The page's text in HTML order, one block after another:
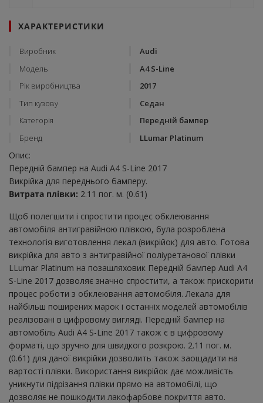
ХАРАКТЕРИСТИКИ
Виробник
Audi
Модель
A4 S-Line
Рік виробництва
2017
Тип кузову
Седан
Категорія
Передній бампер
Бренд
LLumar Platinum
Опис:
Передній бампер на Audi A4 S-Line 2017
Викрійка для переднього бамперу.
Витрата плівки: 2.11 пог. м. (0.61)
Щоб полегшити і спростити процес обклеювання
автомобіля антигравійною плівкою, була розроблена
технологія виготовлення лекал (викрійок) для авто. Готова
викрійка для авто з антигравійної поліуретанової плівки
LLumar Platinum на позашляховик Передній бампер Audi A4
S-Line 2017 дозволяє значно спростити, а також прискорити
процес роботи з обклеювання автомобіля. Лекала для
найбільш поширених марок і останніх моделей автомобілів
реалізовані в цифровому вигляді. Передній бампер на
автомобіль Audi A4 S-Line 2017 також є в цифровому
форматі, що зручно для швидкого розкрою. 2.11 пог. м.
(0.61) для даної викрійки дозволить також заощадити на
вартості плівки. Використання викрійок дає можливість
уникнути підрізання плівки прямо на автомобілі, що
дозволяє не пошкодити лакофарбове покриття авто.